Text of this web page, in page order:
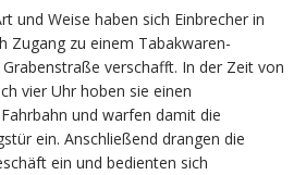
und Weise haben sich Einbrecher in
Zugang zu einem Tabakwaren-
verschafft. In der Zeit von
vier Uhr hoben sie einen
und warfen damit die
ein. Anschließend drangen die
ein und bedienten sich